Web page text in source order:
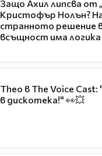
Защо Ахил липсва от
Кристофър Нолън?
странното решение
всъщност има логика
Theo в The Voice
в дискотека!" 👀💥